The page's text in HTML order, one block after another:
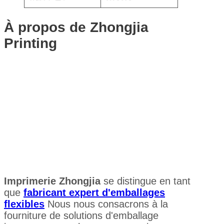
À propos de Zhongjia
Printing
Imprimerie Zhongjiase distingue en tant
que fabricant expert d'emballages
flexibles Nous nous consacrons à la
fourniture de solutions d'emballage